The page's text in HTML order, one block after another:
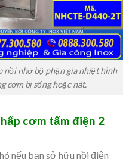
nồi nhờ bộ phận gia nhiệt hình
cơm bị sống hoặc nát.
cơm tấm điện 2
nếu bạn sở hữu nồi điện